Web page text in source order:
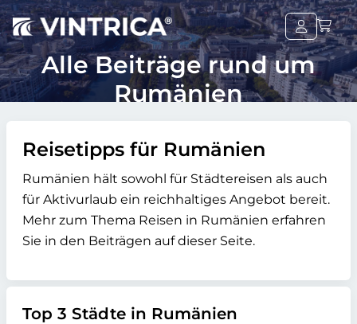
Alle Beiträge rund um
Rumänien
Reisetipps für Rumänien
Rumänien hält sowohl für Städtereisen als auch
für Aktivurlaub ein reichhaltiges Angebot bereit.
Mehr zum Thema Reisen in Rumänien erfahren
Sie in den Beiträgen auf dieser Seite.
Top 3 Städte in Rumänien